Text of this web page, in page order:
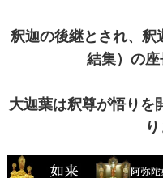
釈迦の後継とされ、釈
結集）の座
大迦葉は釈尊が悟りを